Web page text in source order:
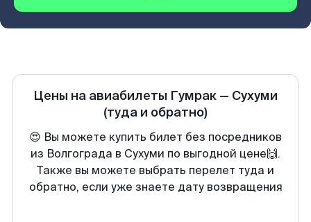
Цены на авиабилеты Гумрак — Сухуми
(туда и обратно)
😍 Вы можете купить билет без посредников
из Волгограда в Сухуми по выгодной цене🙌.
Также вы можете выбрать перелет туда и
обратно, если уже знаете дату возвращения